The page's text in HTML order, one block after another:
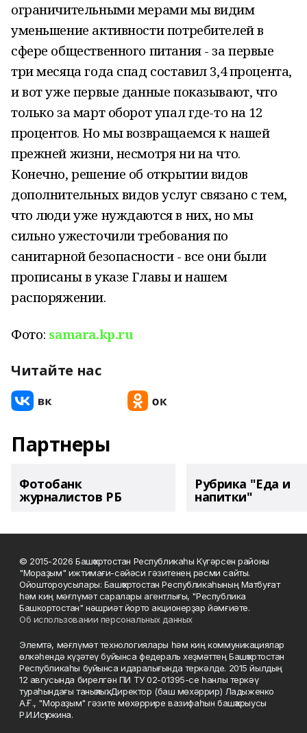
ограничительными мерами мы видим
уменьшение активности потребителей в
сфере общественного питания - за первые
три месяца года спад составил 3,4 процента,
и вот уже первые данные показывают, что
только за март оборот упал где-то на 12
процентов. Но мы возвращаемся к нашей
прежней жизни, несмотря ни на что.
Конечно, решение об открытии видов
дополнительных видов услуг связано с тем,
что люди уже нуждаются в них, но мы
сильно ужесточили требования по
санитарной безопасности - все они были
прописаны в указе Главы и нашем
распоряжении.
Фото: samara.kp.ru
Читайте нас
Партнеры
Фотобанк
журналистов РБ
Рубрика "Еда и
напитки"
© 2015-2026 Башҡортостан Республикаһы Күгәрсен районы
"Мораҙым" ижтимағи-сәйәси гәзитенең рәсми сайты.
Ойоштороусылары: Башҡортостан Республикаһының Матбуғат
һәм киң мәғлүмәт саралары агентлығы, "Республика
Башкортостан" нәшриәт йорто акционерҙар йәмғиәте.
Об использовании персональных данных
Элемтә, мәғлүмәт технологиялары һәм киң коммуникациялар
өлкәһендә күҙәтеү буйынса федераль хеҙмәттең Башҡортостан
Республикаһы буйынса идаралығында теркәлде. 2015 йылдың
12 авгусында бирелгән ПИ ТУ 02-01395-се һанлы теркәү
тураһындағы таныҡлыҡ. Директор (баш мөхәррир) Ладыженко
А.Ғ., "Мораҙым" гәзите мөхәррире вазифаһын башҡарыусы
Р.И.Исҡужина.